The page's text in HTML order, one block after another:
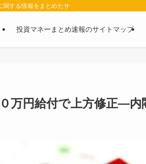
する情報をまとめたサイトです。お金に関する情
投資マネーまとめ速報のサイトマップ
万円給付で上方修正―内